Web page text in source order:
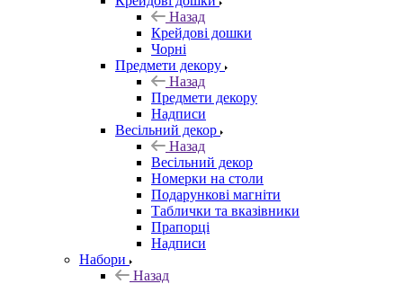
Назад
Крейдові дошки
Чорні
Предмети декору
Назад
Предмети декору
Надписи
Весільний декор
Назад
Весільний декор
Номерки на столи
Подарункові магніти
Таблички та вказівники
Прапорці
Надписи
Набори
Назад